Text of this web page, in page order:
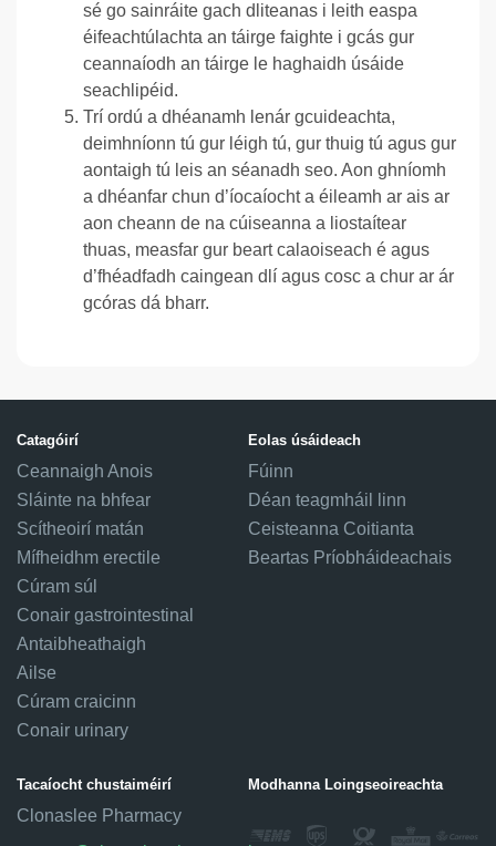
sé go sainráite gach dliteanas i leith easpa
éifeachtúlachta an táirge faighte i gcás gur
ceannaíodh an táirge le haghaidh úsáide
seachlipéid.
Trí ordú a dhéanamh lenár gcuideachta,
deimhníonn tú gur léigh tú, gur thuig tú agus gur
aontaigh tú leis an séanadh seo. Aon ghníomh
a dhéanfar chun d’íocaíocht a éileamh ar ais ar
aon cheann de na cúiseanna a liostaítear
thuas, measfar gur beart calaoiseach é agus
d’fhéadfadh caingean dlí agus cosc a chur ar ár
gcóras dá bharr.
Catagóirí
Ceannaigh Anois
Sláinte na bhfear
Scítheoirí matán
Mífheidhm erectile
Cúram súl
Conair gastrointestinal
Antaibheathaigh
Ailse
Cúram craicinn
Conair urinary
Eolas úsáideach
Fúinn
Déan teagmháil linn
Ceisteanna Coitianta
Beartas Príobháideachais
Tacaíocht chustaiméirí
Clonaslee Pharmacy
Modhanna Loingseoireachta